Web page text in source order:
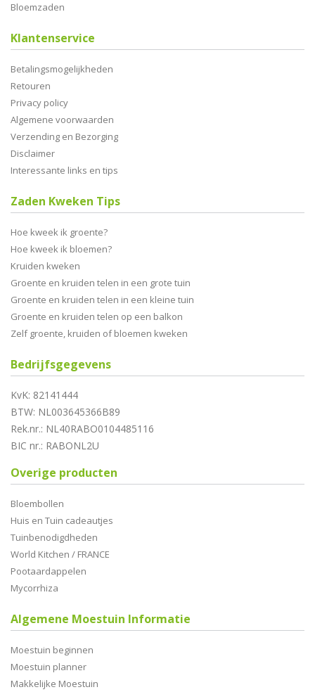
Bloemzaden
Klantenservice
Betalingsmogelijkheden
Retouren
Privacy policy
Algemene voorwaarden
Verzending en Bezorging
Disclaimer
Interessante links en tips
Zaden Kweken Tips
Hoe kweek ik groente?
Hoe kweek ik bloemen?
Kruiden kweken
Groente en kruiden telen in een grote tuin
Groente en kruiden telen in een kleine tuin
Groente en kruiden telen op een balkon
Zelf groente, kruiden of bloemen kweken
Bedrijfsgegevens
KvK: 82141444
BTW: NL003645366B89
Rek.nr.: NL40RABO0104485116
BIC nr.: RABONL2U
Overige producten
Bloembollen
Huis en Tuin cadeautjes
Tuinbenodigdheden
World Kitchen / FRANCE
Pootaardappelen
Mycorrhiza
Algemene Moestuin Informatie
Moestuin beginnen
Moestuin planner
Makkelijke Moestuin